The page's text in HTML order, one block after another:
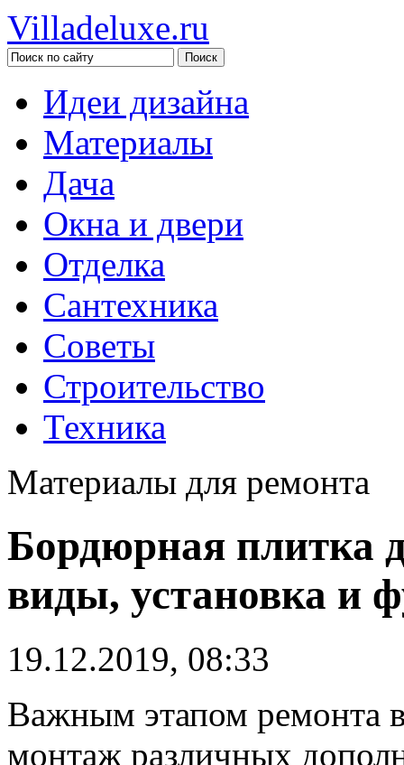
Villadeluxe.ru
Идеи дизайна
Материалы
Дача
Окна и двери
Отделка
Сантехника
Советы
Строительство
Техника
Материалы для ремонта
Бордюрная плитка
виды, установка и
19.12.2019, 08:33
Важным этапом ремонта в
монтаж различных